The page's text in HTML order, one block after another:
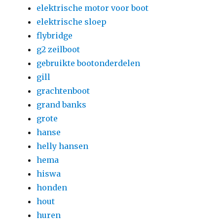
elektrische motor voor boot
elektrische sloep
flybridge
g2 zeilboot
gebruikte bootonderdelen
gill
grachtenboot
grand banks
grote
hanse
helly hansen
hema
hiswa
honden
hout
huren